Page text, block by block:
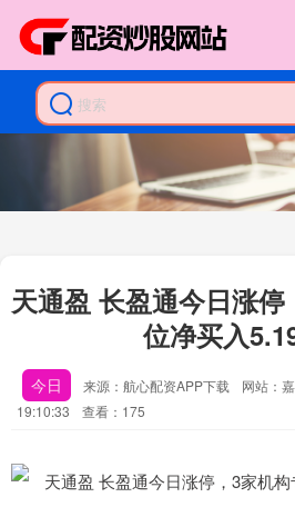
天通盈 长盈通今日涨
位净买入
今日 来源：航心配资APP下载 网站：
19:10:33
查看：175